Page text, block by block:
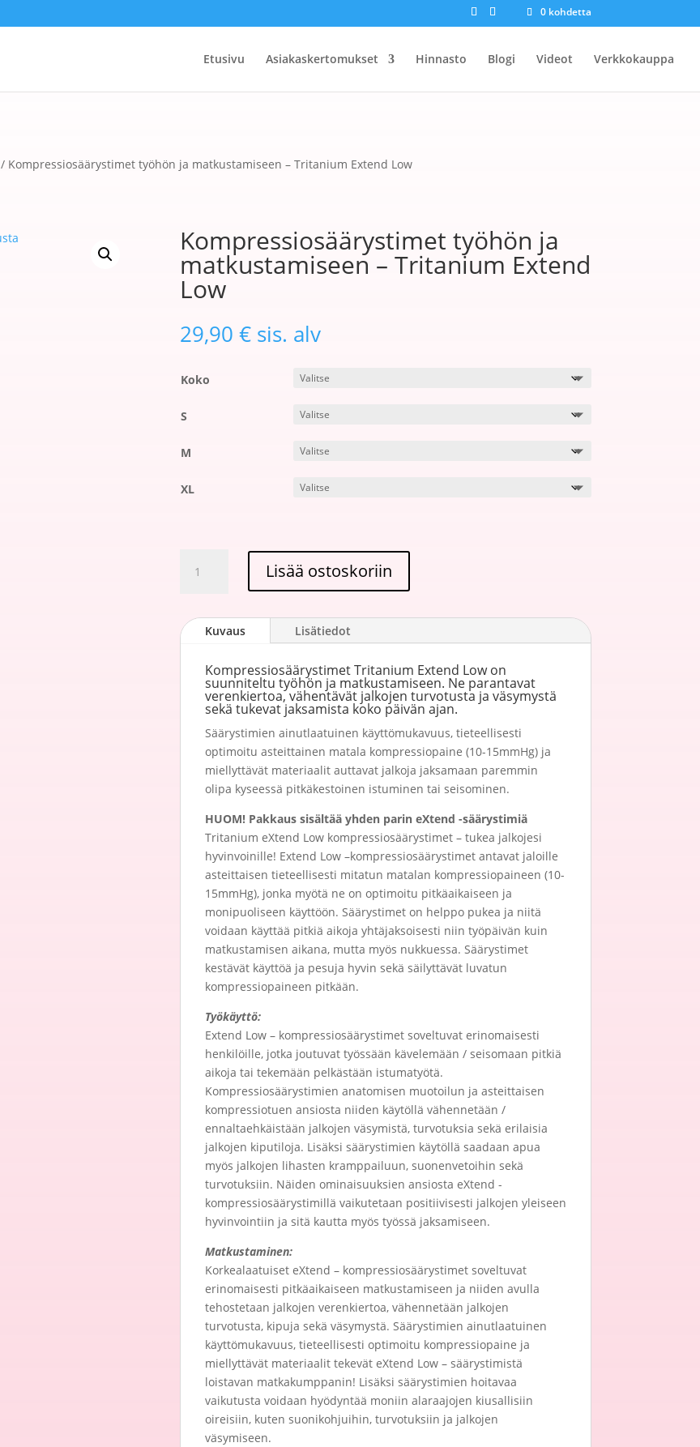
0 kohdetta
Etusivu Asiakaskertomukset Hinnasto Blogi Videot Verkkokauppa
/ Kompressiosäärystimet työhön ja matkustamiseen – Tritanium Extend Low
Kompressiosäärystimet työhön ja
matkustamiseen – Tritanium Extend
Low
29,90 € sis. alv
Koko
S
M
XL
Kompressiosäärystimet
työhön
–
Extend
määrä
Lisää ostoskoriin
Kuvaus Lisätiedot
Kompressiosäärystimet Tritanium Extend Low on
suunniteltu työhön ja matkustamiseen. Ne parantavat
verenkiertoa, vähentävät jalkojen turvotusta ja väsymystä
sekä tukevat jaksamista koko päivän ajan.
Säärystimien ainutlaatuinen käyttömukavuus, tieteellisesti
optimoitu asteittainen matala kompressiopaine (10-15mmHg) ja
miellyttävät materiaalit auttavat jalkoja jaksamaan paremmin
olipa kyseessä pitkäkestoinen istuminen tai seisominen.
HUOM! Pakkaus sisältää yhden parin eXtend -säärystimiä
Tritanium eXtend Low kompressiosäärystimet – tukea jalkojesi
hyvinvoinille! Extend Low –kompressiosäärystimet antavat jaloille
asteittaisen tieteellisesti mitatun matalan kompressiopaineen (10-
15mmHg), jonka myötä ne on optimoitu pitkäaikaiseen ja
monipuoliseen käyttöön. Säärystimet on helppo pukea ja niitä
voidaan käyttää pitkiä aikoja yhtäjaksoisesti niin työpäivän kuin
matkustamisen aikana, mutta myös nukkuessa. Säärystimet
kestävät käyttöä ja pesuja hyvin sekä säilyttävät luvatun
kompressiopaineen pitkään.
Työkäyttö:
Extend Low – kompressiosäärystimet soveltuvat erinomaisesti
henkilöille, jotka joutuvat työssään kävelemään / seisomaan pitkiä
aikoja tai tekemään pelkästään istumatyötä.
Kompressiosäärystimien anatomisen muotoilun ja asteittaisen
kompressiotuen ansiosta niiden käytöllä vähennetään /
ennaltaehkäistään jalkojen väsymistä, turvotuksia sekä erilaisia
jalkojen kiputiloja. Lisäksi säärystimien käytöllä saadaan apua
myös jalkojen lihasten kramppailuun, suonenvetoihin sekä
turvotuksiin. Näiden ominaisuuksien ansiosta eXtend -
kompressiosäärystimillä vaikutetaan positiivisesti jalkojen yleiseen
hyvinvointiin ja sitä kautta myös työssä jaksamiseen.
Matkustaminen:
Korkealaatuiset eXtend – kompressiosäärystimet soveltuvat
erinomaisesti pitkäaikaiseen matkustamiseen ja niiden avulla
tehostetaan jalkojen verenkiertoa, vähennetään jalkojen
turvotusta, kipuja sekä väsymystä. Säärystimien ainutlaatuinen
käyttömukavuus, tieteellisesti optimoitu kompressiopaine ja
miellyttävät materiaalit tekevät eXtend Low – säärystimistä
loistavan matkakumppanin! Lisäksi säärystimien hoitavaa
vaikutusta voidaan hyödyntää moniin alaraajojen kiusallisiin
oireisiin, kuten suonikohjuihin, turvotuksiin ja jalkojen
väsymiseen.